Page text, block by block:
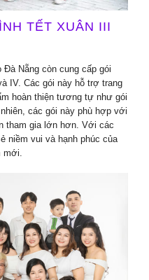
TẾT XUÂN III
Đà Nẵng còn cung cấp gói
IV. Các gói này hỗ trợ trang
hoàn thiện tương tự như gói
các gói này phù hợp với
tham gia lớn hơn. Với các
niềm vui và hạnh phúc của